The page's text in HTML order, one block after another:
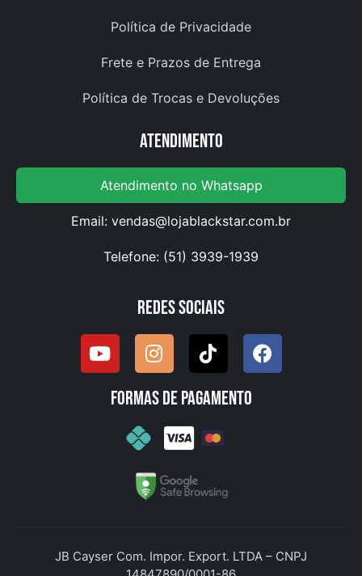
Política de Privacidade
Frete e Prazos de Entrega
Política de Trocas e Devoluções
Atendimento
Atendimento no Whatsapp
Email: vendas@lojablackstar.com.br
Telefone: (51) 3939-1939
Redes Sociais
Formas de pagamento
JB Cayser Com. Impor. Export. LTDA – CNPJ